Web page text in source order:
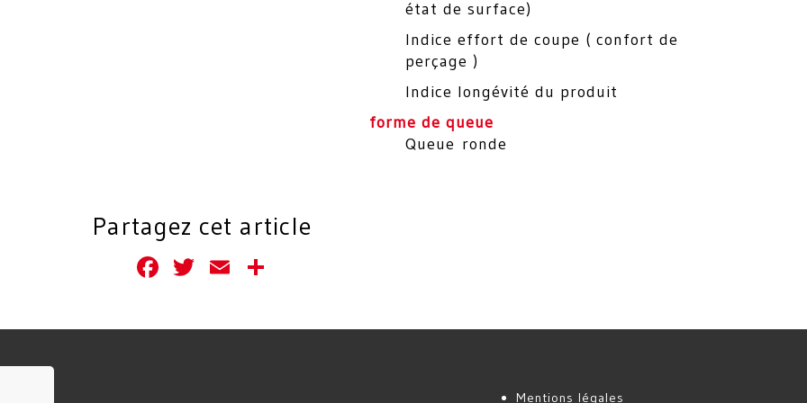
état de surface)
Indice effort de coupe ( confort de
perçage )
Indice longévité du produit
forme de queue
Queue ronde
Partagez cet article
Facebook
Twitter
Email
Mentions légales